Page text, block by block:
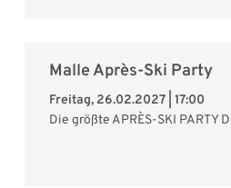
Malle Après-Ski Party
Freitag, 26.02.2027 | 17:00
Die größte APRÈS-SKI PARTY